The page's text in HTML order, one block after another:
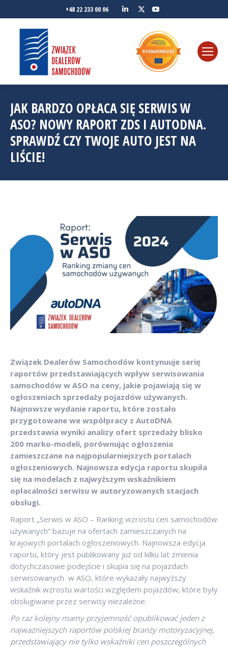
+48 22 233 00 06
Linkedin
Twitter
JAK BARDZO OPŁACA SIĘ SERWIS W
ASO? NOWY RAPORT ZDS I AUTODNA.
SPRAWDŹ CZY TWOJE AUTO JEST NA
LIŚCIE!
Związek Dealerów Samochodów kontynuuje serię
raportów przedstawiających wpływ serwisowania
samochodów w ASO na ceny, jakie pojawiają się w
ogłoszeniach sprzedaży pojazdów używanych.
Najnowsze wydanie raportu, które zostało
przygotowane we współpracy z AutoDNA
przedstawia wyniki analizy ofert sprzedaży blisko
200 marko-modeli, porównując ogłoszenia
zamieszczane na najpopularniejszych portalach
ogłoszeniowych. Najnowsza edycja raportu skupiła
się na modelach z najwyższym wskaźnikiem
opłacalności serwisu w autoryzowanych stacjach
obsługi.
Raport „Serwis w ASO – Ranking wzrostu cen samochodów
używanych” bazuje na ofertach zamieszczanych na
krajowych portalach ogłoszeniowych. Najnowsza edycja
raportu, który jest publikowany już od kilku lat zmienia
dotychczasowe podejście i skupia się na pojazdach
serwisowanych w ASO, które wykazały najwyższy
wskaźnik wzrostu wartości względem pojazdów, które były
obsługiwane przez serwisy niezależne.
Po raz kolejny mamy przyjemność opublikować jeden z
najważniejszych raportów polskiej branży motoryzacyjnej,
przedstawiający nie tylko wskaźniki cen poszczególnych